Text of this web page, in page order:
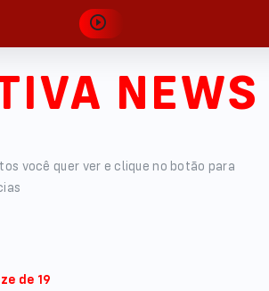
NEWS
você quer ver e clique no botão para
de 19